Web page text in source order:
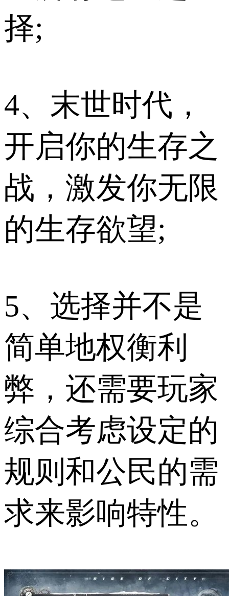
择;
4、末世时代，
开启你的生存之
战，激发你无限
的生存欲望;
5、选择并不是
简单地权衡利
弊，还需要玩家
综合考虑设定的
规则和公民的需
求来影响特性。